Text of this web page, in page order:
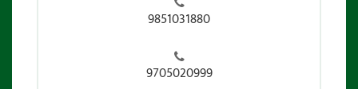
9851031880
9705020999